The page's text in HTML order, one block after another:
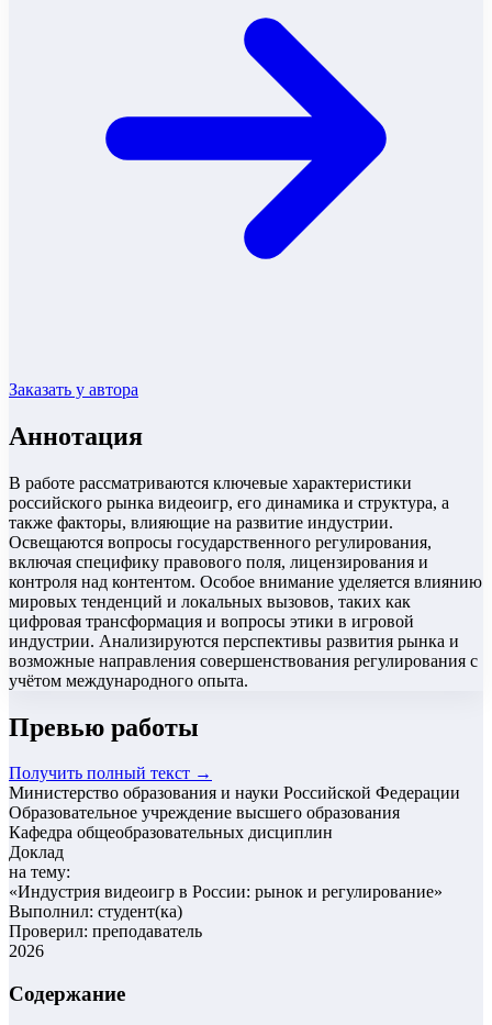
Заказать у автора
Аннотация
В работе рассматриваются ключевые характеристики
российского рынка видеоигр, его динамика и структура, а
также факторы, влияющие на развитие индустрии.
Освещаются вопросы государственного регулирования,
включая специфику правового поля, лицензирования и
контроля над контентом. Особое внимание уделяется влиянию
мировых тенденций и локальных вызовов, таких как
цифровая трансформация и вопросы этики в игровой
индустрии. Анализируются перспективы развития рынка и
возможные направления совершенствования регулирования с
учётом международного опыта.
Превью работы
Получить полный текст →
Министерство образования и науки Российской Федерации
Образовательное учреждение высшего образования
Кафедра общеобразовательных дисциплин
Доклад
на тему:
«Индустрия видеоигр в России: рынок и регулирование»
Выполнил: студент(ка)
Проверил: преподаватель
2026
Содержание